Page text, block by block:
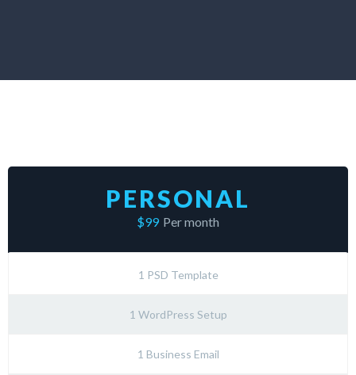
PERSONAL
$99 Per month
1 PSD Template
1 WordPress Setup
1 Business Email